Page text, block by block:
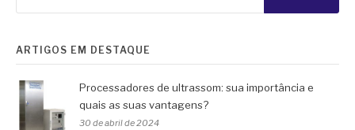
ARTIGOS EM DESTAQUE
Processadores de ultrassom: sua importância e
quais as suas vantagens?
30 de abril de 2024